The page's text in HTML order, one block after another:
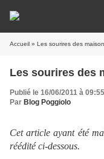
Accueil » Les sourires des
Les sourires des
Publié le 16/06/2011 à 09:55
Par Blog Poggiolo
Cet article ayant été
réédité ci-dessous.